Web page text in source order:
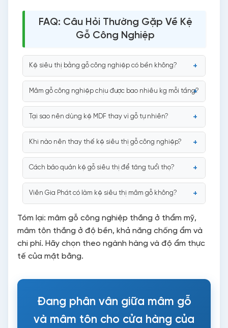
FAQ: Câu Hỏi Thường Gặp Về Kệ
Gỗ Công Nghiệp
Kệ siêu thị bằng gỗ công nghiệp có bền không?
Mâm gỗ công nghiệp chịu được bao nhiêu kg mỗi tầng?
Tại sao nên dùng kệ MDF thay vì gỗ tự nhiên?
Khi nào nên thay thế kệ siêu thị gỗ công nghiệp?
Cách bảo quản kệ gỗ siêu thị để tăng tuổi thọ?
Viên Gia Phát có làm kệ siêu thị mâm gỗ không?
Tóm lại: mâm gỗ công nghiệp thắng ở thẩm mỹ,
mâm tôn thắng ở độ bền, khả năng chống ẩm và
chi phí. Hãy chọn theo ngành hàng và độ ẩm thực
tế của mặt bằng.
Đang phân vân giữa mâm gỗ
và mâm tôn cho cửa hàng của